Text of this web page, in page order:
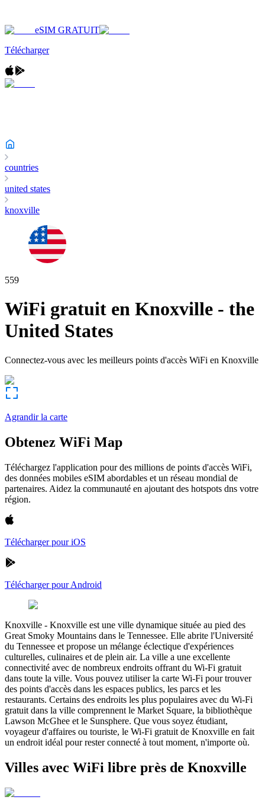
eSIM GRATUIT
Télécharger
countries
united states
knoxville
559
WiFi gratuit en Knoxville - the
United States
Connectez-vous avec les meilleurs points d'accès WiFi en Knoxville
Agrandir la carte
Obtenez WiFi Map
Téléchargez l'application pour des millions de points d'accès WiFi,
des données mobiles eSIM abordables et un réseau mondial de
partenaires. Aidez la communauté en ajoutant des hotspots dns votre
région.
Télécharger pour iOS
Télécharger pour Android
Knoxville - Knoxville est une ville dynamique située au pied des
Great Smoky Mountains dans le Tennessee. Elle abrite l'Université
du Tennessee et propose un mélange éclectique d'expériences
culturelles, culinaires et de plein air. La ville a une excellente
connectivité avec de nombreux endroits offrant du Wi-Fi gratuit
dans toute la ville. Vous pouvez utiliser la carte Wi-Fi pour trouver
des points d'accès dans les espaces publics, les parcs et les
restaurants. Certains des endroits les plus populaires avec du Wi-Fi
gratuit dans la ville comprennent le Market Square, la bibliothèque
Lawson McGhee et le Sunsphere. Que vous soyez étudiant,
voyageur d'affaires ou touriste, le Wi-Fi gratuit de Knoxville en fait
un endroit idéal pour rester connecté à tout moment, n'importe où.
Villes avec WiFi libre près de Knoxville